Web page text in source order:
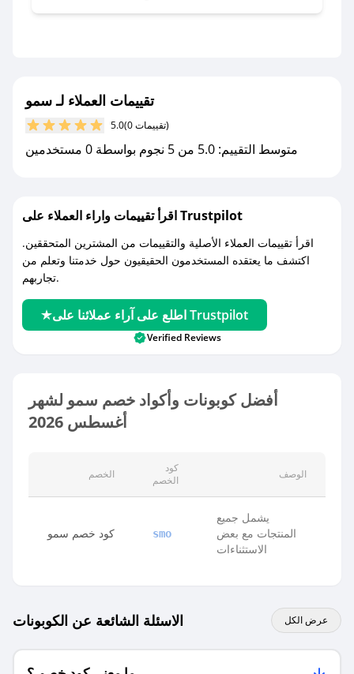
مع صحصح، تسوق بذكاء ووفّر على كل مشترياتك مع
تقييمات العملاء لـ سمو
5.0 (0 تقييمات)
متوسط التقييم: 5.0 من 5 نجوم بواسطة 0 مستخدمين
اقرأ تقييمات واراء العملاء على Trustpilot
اقرأ تقييمات العملاء الأصلية والتقييمات من المشترين المتحققين.
اكتشف ما يعتقده المستخدمون الحقيقيون حول خدمتنا وتعلم من
تجاربهم.
اطلع على آراء عملائنا على Trustpilot
Verified Reviews
أفضل كوبونات وأكواد خصم سمو لشهر
أغسطس 2026
الخصم
كود
الخصم
الوصف
كود خصم سمو smo
يشمل جميع
المنتجات مع بعض
الاستثناءات
الاسئلة الشائعة عن الكوبونات عرض الكل